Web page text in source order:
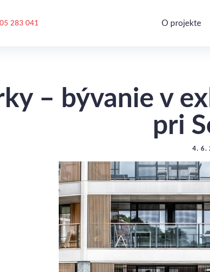
283 041 O projekte
– bývanie v
pri
4. 6.